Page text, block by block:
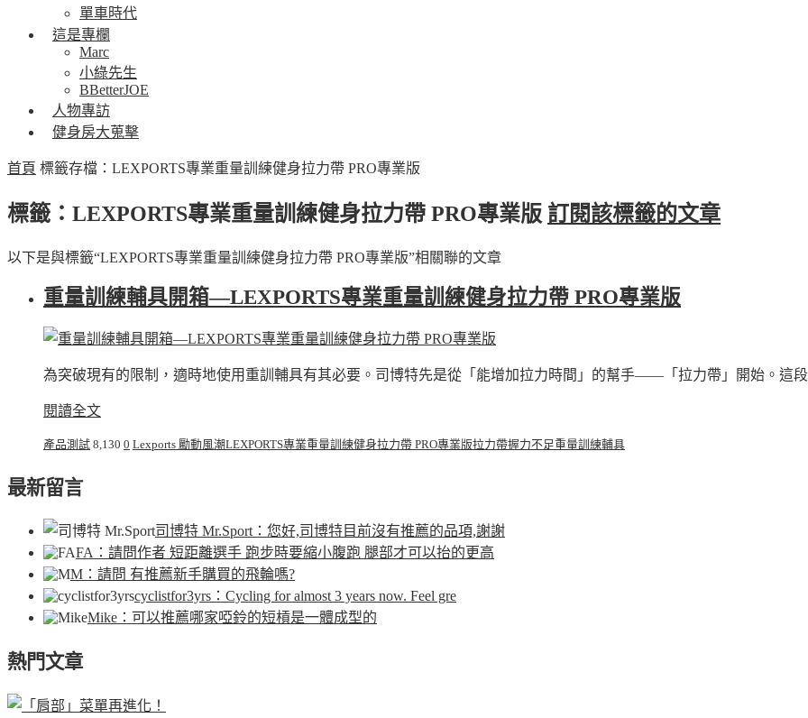
單車時代
這是專欄
Marc
小綠先生
BBetterJOE
人物專訪
健身房大蒐擊
首頁 標籤存檔：LEXPORTS專業重量訓練健身拉力帶 PRO專業版
標籤：LEXPORTS專業重量訓練健身拉力帶 PRO專業版 訂閱該標籤的文章
以下是與標籤“LEXPORTS專業重量訓練健身拉力帶 PRO專業版”相關聯的文章
重量訓練輔具開箱—LEXPORTS專業重量訓練健身拉力帶 PRO專業版
為突破現有的限制，適時地使用重訓輔具有其必要。司博特先是從「能增加拉力時間」的幫手——「拉力帶」開始。這
閱讀全文
產品測試 8,130 0 Lexports 勵動風潮LEXPORTS專業重量訓練健身拉力帶 PRO專業版拉力帶握力不足重量訓練輔具
最新留言
司博特 Mr.Sport ：您好,司博特目前沒有推薦的品項,謝謝
FA ：請問作者 短距離選手 跑步時要縮小腹跑 腿部才可以抬的更高
M ：請問 有推薦新手購買的飛輪嗎?
cyclistfor3yrs ：Cycling for almost 3 years now. Feel gre
Mike ：可以推薦哪家啞鈴的短槓是一體成型的
熱門文章